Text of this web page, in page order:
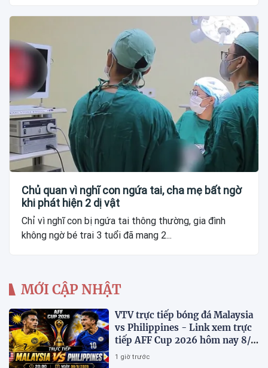
Chủ quan vì nghĩ con ngứa tai, cha mẹ bất ngờ
khi phát hiện 2 dị vật
Chỉ vì nghĩ con bị ngứa tai thông thường, gia đình
không ngờ bé trai 3 tuổi đã mang 2...
MỚI CẬP NHẬT
VTV trực tiếp bóng đá Malaysia
vs Philippines - Link xem trực
tiếp AFF Cup 2026 hôm nay 8/8
trên VTV7
1 giờ trước